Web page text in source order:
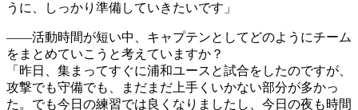
うに、しっかり準備していきたいです」
――活動時間が短い中、キャプテンとしてどのようにチーム
をまとめていこうと考えていますか？
「昨日、集まってすぐに浦和ユースと試合をしたのですが、
攻撃でも守備でも、まだまだ上手くいかない部分が多かっ
た。でも今日の練習では良くなりましたし、今日の夜も時間